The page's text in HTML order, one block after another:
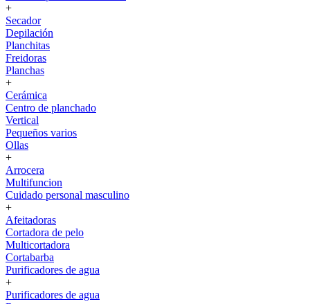
+
Secador
Depilación
Planchitas
Freidoras
Planchas
+
Cerámica
Centro de planchado
Vertical
Pequeños varios
Ollas
+
Arrocera
Multifuncion
Cuidado personal masculino
+
Afeitadoras
Cortadora de pelo
Multicortadora
Cortabarba
Purificadores de agua
+
Purificadores de agua